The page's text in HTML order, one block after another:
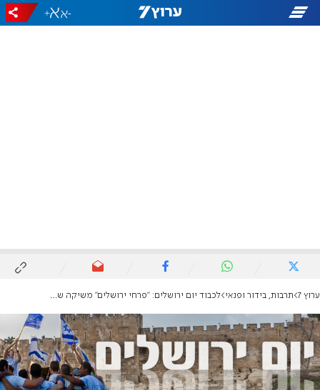
-
+
ערוץ 7 תרבות, בידור ופנאי לכבוד יום ירושלים: "פרחי ירושלים" משיקה שיר מקורי חדש